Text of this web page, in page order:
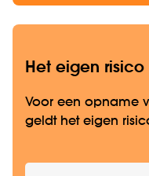
Het eigen risico
Voor een opname
geldt het eigen